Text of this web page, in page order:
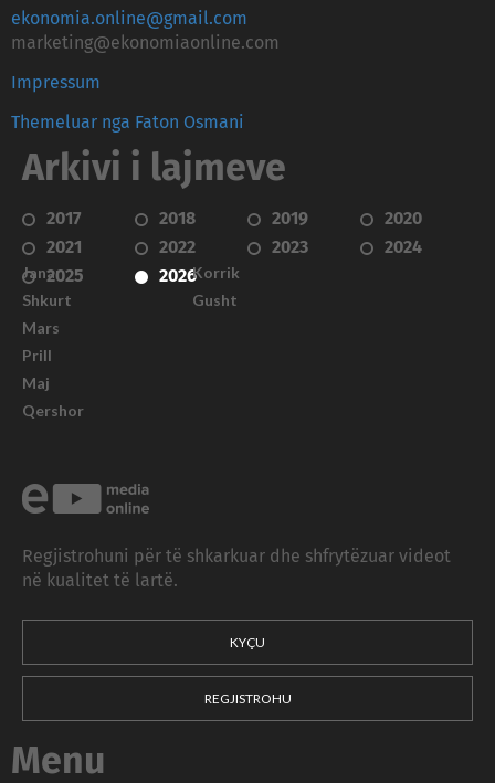
ekonomia.online@gmail.com
marketing@ekonomiaonline.com
Impressum
Themeluar nga Faton Osmani
Arkivi i lajmeve
2017 2018 2019
2020
2021
2022 2023
2024
2025
2026
Janar
Shkurt
Mars
Prill
Maj
Qershor
Korrik
Gusht
Regjistrohuni për të shkarkuar dhe shfrytëzuar videot
në kualitet të lartë.
KYÇU
REGJISTROHU
Menu